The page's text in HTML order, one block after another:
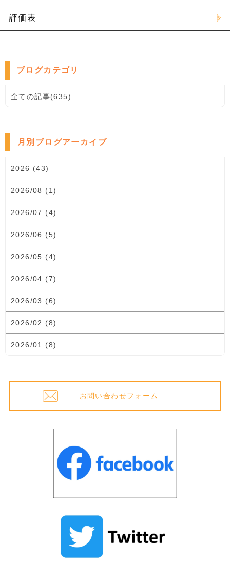
評価表
ブログカテゴリ
全ての記事(635)
月別ブログアーカイブ
2026 (43)
2026/08 (1)
2026/07 (4)
2026/06 (5)
2026/05 (4)
2026/04 (7)
2026/03 (6)
2026/02 (8)
2026/01 (8)
お問い合わせフォーム